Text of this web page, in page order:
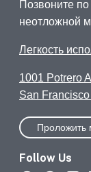
Позвоните
неотложной
Легкость
1001 Potrero
San
Проложить
Follow Us